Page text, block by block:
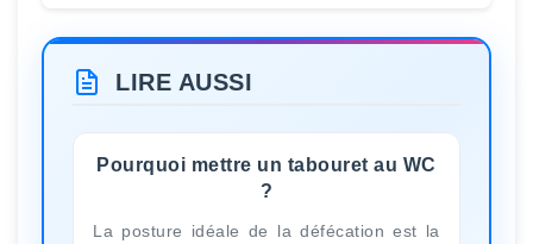
LIRE AUSSI
Pourquoi mettre un tabouret au WC
?
La posture idéale de la défécation est la